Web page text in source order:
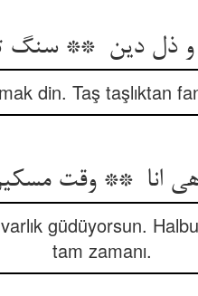
din. Taş taşlıktan
güdüyorsun.
tam zamanı.